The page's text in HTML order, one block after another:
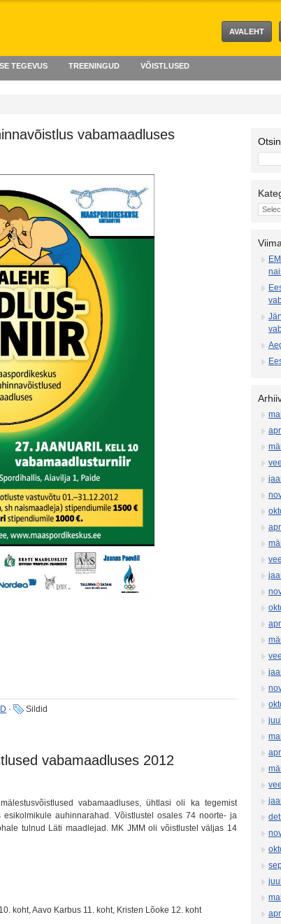
AVALEHT
TEGEVUS TREENINGUD VÕISTLUSED
vabamaadluses
· Sildid
vabamaadluses 2012
vabamaadluses, ühtlasi oli ka tegemist
auhinnarahad. Võistlustel osales 74 noorte- ja
tulnud Läti maadlejad. MK JMM oli võistlustel väljas 14
koht, Aavo Karbus 11. koht, Kristen Lõoke 12. koht